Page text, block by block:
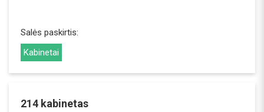
Salės paskirtis:
Kabinetai
214 kabinetas